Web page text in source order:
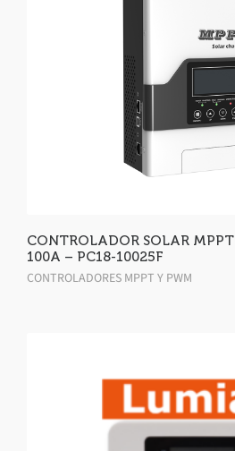
CONTROLADOR SOLAR MPPT
100A – PC18-10025F
CONTROLADORES MPPT Y PWM